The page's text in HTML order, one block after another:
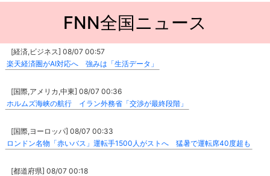
FNN全国ニュース
[経済,ビジネス] 08/07 00:57
楽天経済圏がAI対応へ 強みは「生活データ」
[国際,アメリカ,中東] 08/07 00:36
ホルムズ海峡の航行 イラン外務省「交渉が最終段階」
[国際,ヨーロッパ] 08/07 00:33
ロンドン名物「赤いバス」運転手1500人がストへ 猛暑で運転席40度超も
[都道府県] 08/07 00:18